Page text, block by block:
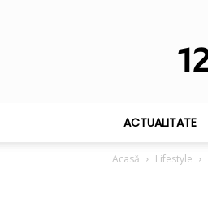
ACTUALITATE
Acasă Lifestyle